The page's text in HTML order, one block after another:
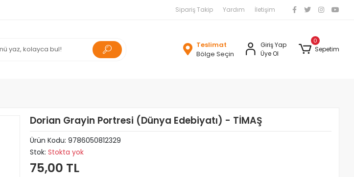
Sipariş Takip Yardım İletişim
Teslimat
Bölge Seçin
Giriş Yap
Üye Ol
0
Sepetim
Dorian Grayin Portresi (Dünya Edebiyatı) - TİMAŞ
Ürün Kodu: 9786050812329
Stok: Stokta yok
75,00 TL